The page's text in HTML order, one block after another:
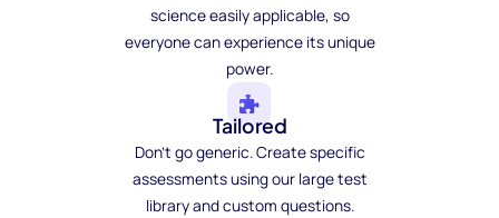
science easily applicable, so
everyone can experience its unique
power.
Tailored
Don't go generic. Create specific
assessments using our large test
library and custom questions.